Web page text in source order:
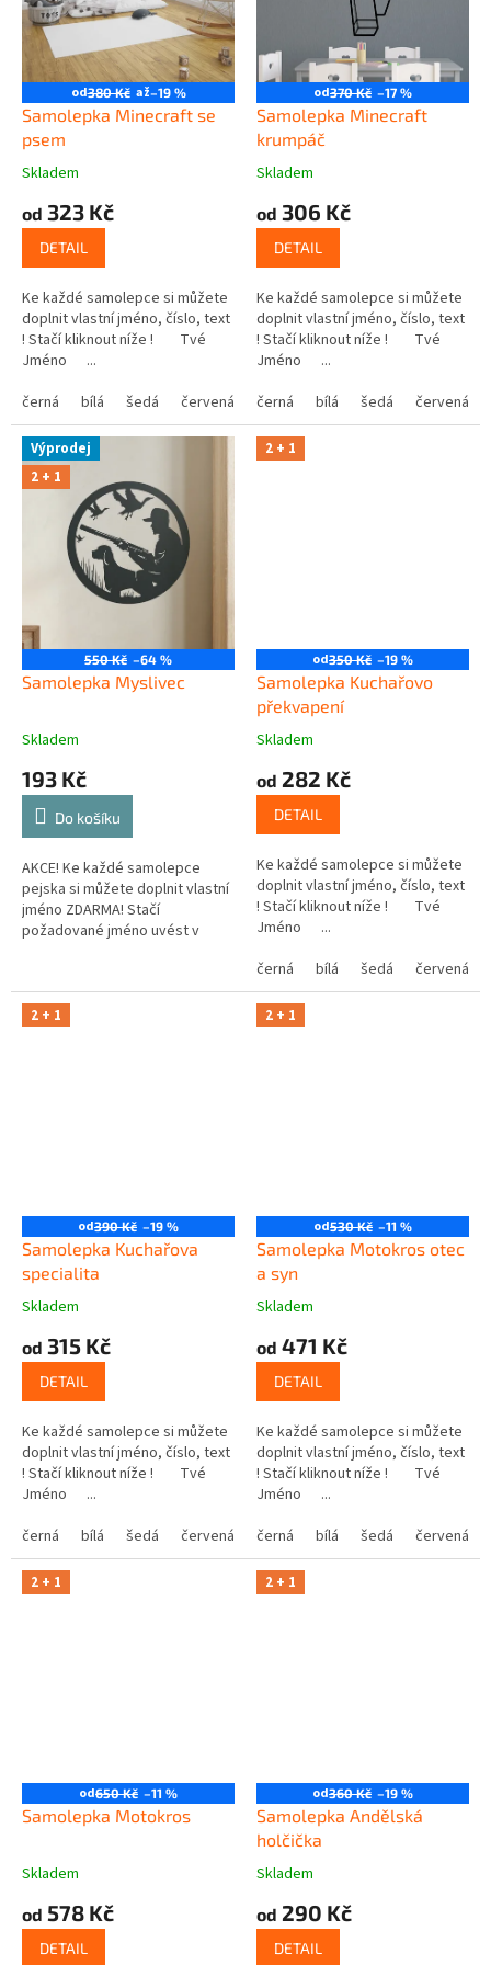
od380 Kč až–19 %
Samolepka Minecraft se
psem
Skladem
od 323 Kč
DETAIL
Ke každé samolepce si můžete
doplnit vlastní jméno, číslo, text
! Stačí kliknout níže ! Tvé
Jméno ...
černá
bílá šedá červená modrá žlutá zelená růžová
od370 Kč –17 %
Samolepka Minecraft
krumpáč
Skladem
od 306 Kč
DETAIL
Ke každé samolepce si můžete
doplnit vlastní jméno, číslo, text
! Stačí kliknout níže ! Tvé
Jméno ...
černá
bílá šedá červená
Výprodej
2 + 1
550 Kč –64 %
Samolepka Myslivec
Skladem
193 Kč
Do košíku
AKCE! Ke každé samolepce
pejska si můžete doplnit vlastní
jméno ZDARMA! Stačí
požadované jméno uvést v
2 + 1
od350 Kč –19 %
Samolepka Kuchařovo
překvapení
Skladem
od 282 Kč
DETAIL
Ke každé samolepce si můžete
doplnit vlastní jméno, číslo, text
! Stačí kliknout níže ! Tvé
Jméno ...
černá
bílá šedá červená
2 + 1
od390 Kč –19 %
Samolepka Kuchařova
specialita
Skladem
od 315 Kč
DETAIL
Ke každé samolepce si můžete
doplnit vlastní jméno, číslo, text
! Stačí kliknout níže ! Tvé
Jméno ...
černá
bílá šedá červená modrá žlutá zelená růžová
2 + 1
od530 Kč –11 %
Samolepka Motokros otec
a syn
Skladem
od 471 Kč
DETAIL
Ke každé samolepce si můžete
doplnit vlastní jméno, číslo, text
! Stačí kliknout níže ! Tvé
Jméno ...
černá
bílá šedá červená
2 + 1
od650 Kč –11 %
Samolepka Motokros
Skladem
od 578 Kč
DETAIL
2 + 1
od360 Kč –19 %
Samolepka Andělská
holčička
Skladem
od 290 Kč
DETAIL